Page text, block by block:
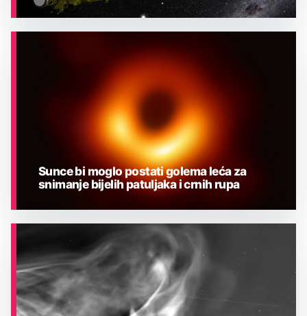
ASTRONOMIJA
Sunce bi moglo postati golema leća za
snimanje bijelih patuljaka i crnih rupa